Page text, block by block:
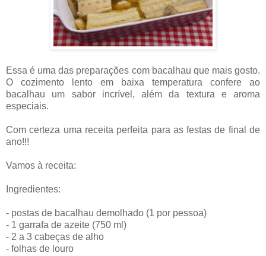
Essa é uma das preparações com bacalhau que mais gosto.
O cozimento lento em baixa temperatura confere ao
bacalhau um sabor incrível, além da textura e aroma
especiais.
Com certeza uma receita perfeita para as festas de final de
ano!!!
Vamos à receita:
Ingredientes:
- postas de bacalhau demolhado (1 por pessoa)
- 1 garrafa de azeite (750 ml)
- 2 a 3 cabeças de alho
- folhas de louro